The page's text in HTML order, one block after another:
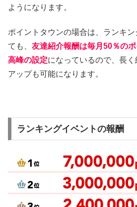
ようになります。
ポイントタウンの場合は、ランキ
ても、 友達紹介報酬は毎月50％の
高峰の設定になっているので、長
アップも可能になります。
ランキングイベントの報酬